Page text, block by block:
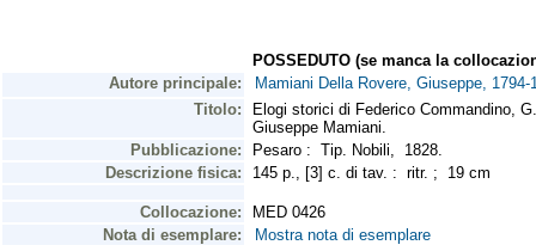
POSSEDUTO (se manca la
Autore principale:
Mamiani Della Rovere, Giuseppe, 1794-
Titolo:
Elogi storici di Federico Commandino,
Giuseppe Mamiani.
Pubblicazione:
Pesaro : Tip. Nobili, 1828.
Descrizione fisica:
145 p., [3] c. di tav. : ritr. ; 19 cm
Collocazione:
MED 0426
Nota di esemplare:
Mostra nota di esemplare